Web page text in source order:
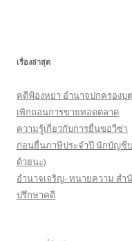
รั
:
เรื่องล่าสุด
คดีฟ้องหย่า อำนาจปกครองบุ
เพิกถอนการขายทอดตลาด
ความรู้เกี่ยวกับการยื่นขอวีซ่า
ก่อนยื่นภาษีประจำปี นักบัญชี
ด้วยนะ)
อำนาจเจริญ- ทนายความ ส
ปรึกษาคดี